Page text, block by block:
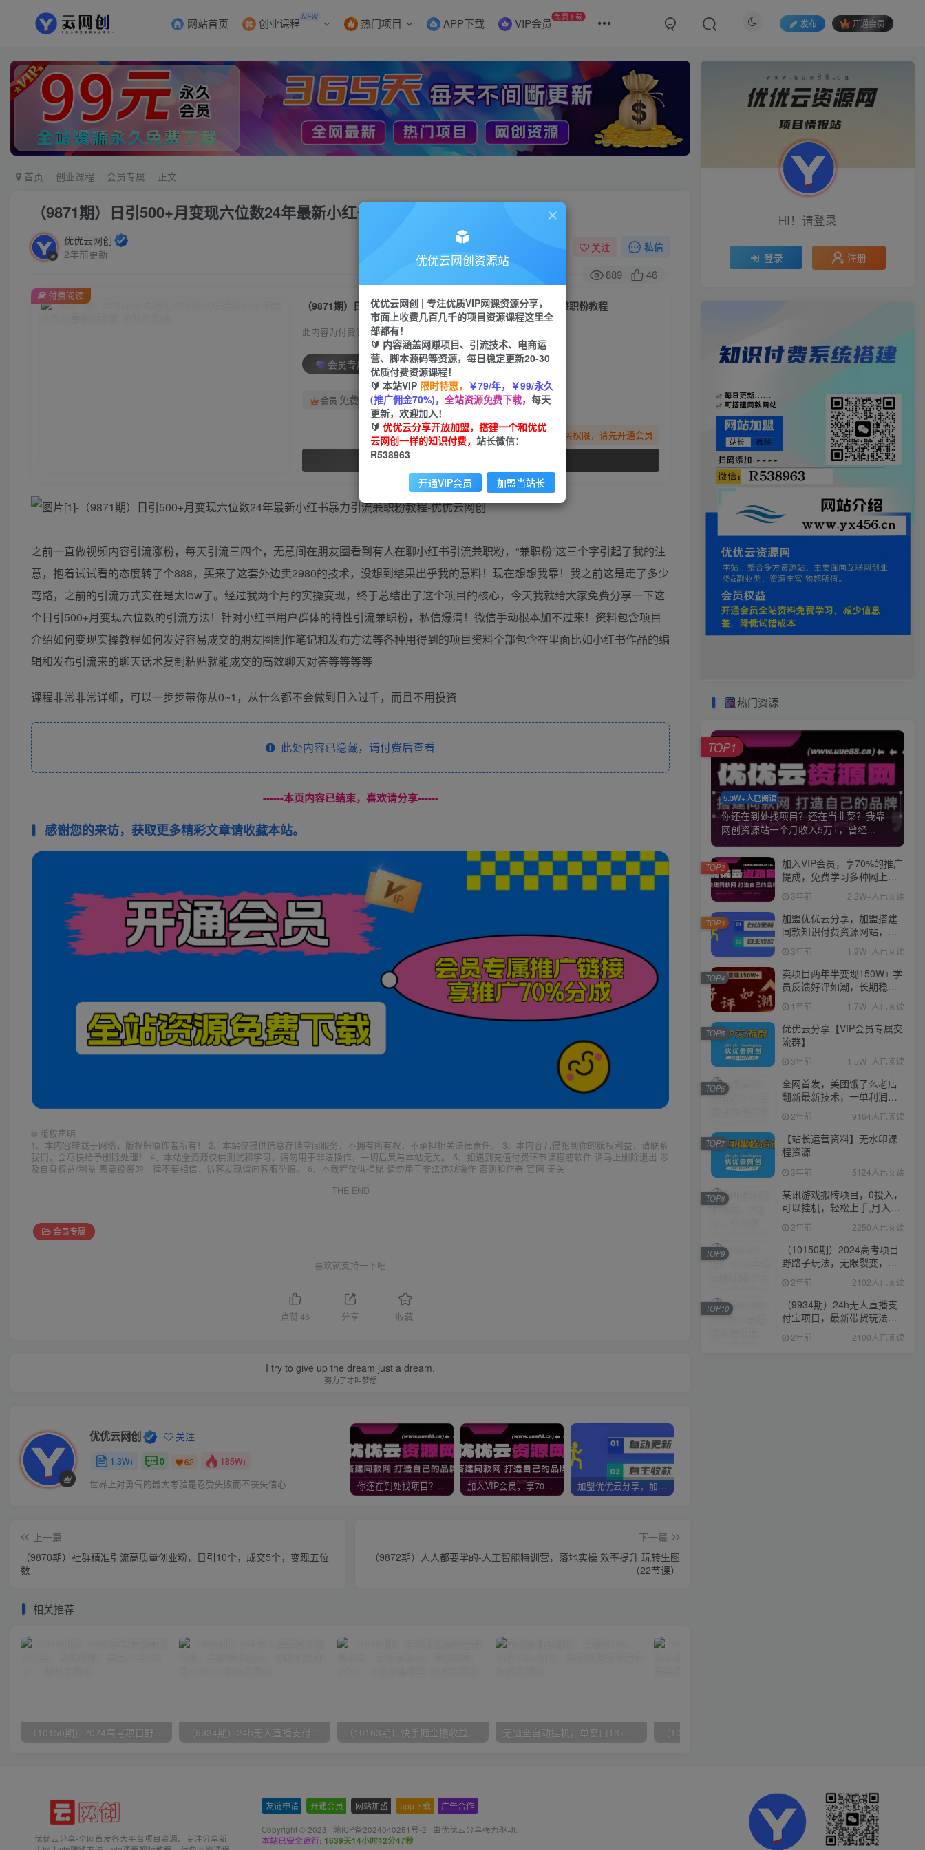
网站首页 创业课程 NEW 热门项目 APP下载 VIP会员 免费下载
发布 开通会员
首页 创业课程 会员专属 正文
（9871期）日引500+月变现六位数24年最新小红书暴力引流兼职粉教程
优优云网创
2年前更新
关注 私信
889 46
（9871期）日引500+月变现六位数24年最新小红书暴力引流兼职粉教程
此内容为付费阅读，请付费后查看
会员专属资源
会员 免费
您暂无购买权限，请先开通会员
付费阅读
之前一直做视频内容引流涨粉，每天引流三四个，无意间在朋友圈看到有人在聊小红书引流兼职粉，“兼职粉”这三个字引起了我的注
意，抱着试试看的态度转了个888，买来了这套外边卖2980的技术，没想到结果出乎我的意料！现在想想我靠！我之前这是走了多少
弯路，之前的引流方式实在是太low了。经过我两个月的实操变现，终于总结出了这个项目的核心，今天我就给大家免费分享一下这
个日引500+月变现六位数的引流方法！针对小红书用户群体的特性引流兼职粉，私信爆满！微信手动根本加不过来！资料包含项目
介绍如何变现实操教程如何发好容易成交的朋友圈制作笔记和发布方法等各种用得到的项目资料全部包含在里面比如小红书作品的编
辑和发布引流来的聊天话术复制粘贴就能成交的高效聊天对答等等等等
课程非常非常详细，可以一步步带你从0~1，从什么都不会做到日入过千，而且不用投资
此处内容已隐藏，请付费后查看
------本页内容已结束，喜欢请分享------
感谢您的来访，获取更多精彩文章请收藏本站。
© 版权声明
1、本内容转载于网络，版权归原作者所有！ 2、本站仅提供信息存储空间服务，不拥有所有权，不承担相关法律责任。 3、本内容若侵犯到你的版权利益，请联系
我们，会尽快给予删除处理！ 4、本站全资源仅供测试和学习，请勿用于非法操作，一切后果与本站无关。 5、如遇到充值付费环节课程或软件 请马上删除退出 涉
及自身权益/利益 需要投资的一律不要相信，访客发现请向客服举报。 6、本教程仅供揭秘 请勿用于非法违规操作 否则和作者 官网 无关
THE END
会员专属
喜欢就支持一下吧
点赞46 分享 收藏
I try to give up the dream just a dream.
努力了才叫梦想
优优云网创 关注
1.3W+ 0 62 185W+
世界上对勇气的最大考验是忍受失败而不丧失信心 你还在到处找项目？还在当韭菜？我靠网创资源站一个月收入5万+，曾经我也是个失败者。 加入VIP会员，享70%的推广提成，免费学习多种网上创业课程，菜鸟秒变大神！ 加盟优优云分享，加盟搭建同款知识付费资源网站，实现长期稳定被动收入~
上一篇
（9870期）社群精准引流高质量创业粉，日引10个，成交5个，变现五位
数
下一篇
（9872期）人人都要学的-人工智能特训营，落地实操 效率提升 玩转生图
（22节课）
相关推荐
（10150期）2024高考项目野路子玩法，无限裂变，最高一天1W＋！ （9934期）24h无人直播支付宝项目，最新带货玩法，纯躺赚实测日入500+ （10163期）快手掘金撸收益最新技术，高收益玩法，单日变现500+，小白必备项目 无脑全自动挂机，单窗口18+，可挂100+窗口，手机电脑均可操作
HI！请登录
登录 注册
热门资源
5.3W+人已阅读
你还在到处找项目？还在当韭菜？我靠
网创资源站一个月收入5万+，曾经...
TOP1
加入VIP会员，享70%的推广
提成，免费学习多种网上创
业课程，菜鸟秒变大神！
3年前 2.2W+人已阅读
TOP2
加盟优优云分享，加盟搭建
同款知识付费资源网站，实
现长期稳定被动收入~
3年前 1.9W+人已阅读
TOP3
卖项目两年半变现150W+ 学
员反馈好评如潮，长期稳定
变现，可以一直干到老！
1年前 1.7W+人已阅读
TOP4
优优云分享【VIP会员专属交
流群】
3年前 1.5W+人已阅读
TOP5
全网首发，美团饿了么老店
翻新最新技术，一单利润
300-600
2年前 9164人已阅读
TOP6
【站长运营资料】无水印课
程资源
3年前 5124人已阅读
TOP7
某讯游戏搬砖项目，0投入，
可以挂机，轻松上手,月入
3000+上不封顶
2年前 2250人已阅读
TOP8
（10150期）2024高考项目
野路子玩法，无限裂变，最
高一天1W＋！
2年前 2102人已阅读
TOP9
（9934期）24h无人直播支
付宝项目，最新带货玩法，
纯躺赚实测日入500+
2年前 2100人已阅读
TOP10
优优云分享-全网首发各大平台项目资源、专注分享新
友链申请 开通会员 网站加盟 app下载 广告合作
Copyright © 2023 · 赣ICP备2024040251号-2 · 由优优云分享强力驱动.
本站已安全运行: 1639天14小时42分48秒
优优云网创资源站
优优云网创 | 专注优质VIP网课资源分享，
市面上收费几百几千的项目资源课程这里全
部都有！
🔰 内容涵盖网赚项目、引流技术、电商运
营、脚本源码等资源，每日稳定更新20-30
优质付费资源课程！
🔰 本站VIP 限时特惠， ￥79/年，￥99/永久
(推广佣金70%)， 全站资源免费下载， 每天
更新，欢迎加入！
🔰 优优云分享开放加盟，搭建一个和优优
云网创一样的知识付费， 站长微信：
R538963
开通VIP会员 加盟当站长